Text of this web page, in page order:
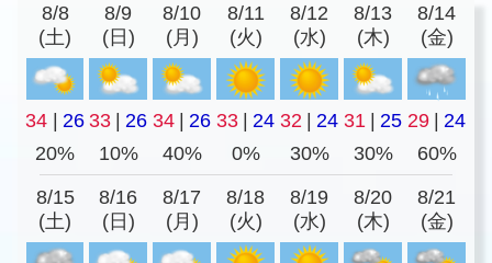
8/8
(土)
8/9
(日)
8/10
(月)
8/11
(火)
8/12
(水)
8/13
(木)
8/14
(金)
34 | 26 33 | 26 34 | 26 33 | 24 32 | 24 31 | 25 29 | 24
20%
10% 40% 0% 30% 30% 60%
8/15
(土)
8/16
(日)
8/17
(月)
8/18
(火)
8/19
(水)
8/20
(木)
8/21
(金)